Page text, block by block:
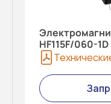
HF115F/060-